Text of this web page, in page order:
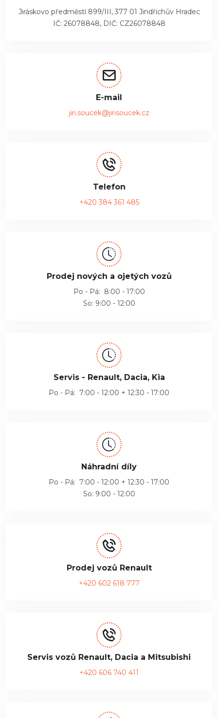
Jiráskovo předměstí 899/III, 377 01 Jindřichův Hradec
IČ: 26078848, DIČ: CZ26078848
E-mail
jiri.soucek@jirisoucek.cz
Telefon
+420 384 361 485
Prodej nových a ojetých vozů
Po - Pá: 8:00 - 17:00
So: 9:00 - 12:00
Servis - Renault, Dacia, Kia
Po - Pá: 7:00 - 12:00 + 12:30 - 17:00
Náhradní díly
Po - Pá: 7:00 - 12:00 + 12:30 - 17:00
So: 9:00 - 12:00
Prodej vozů Renault
+420 602 618 777
Servis vozů Renault, Dacia a Mitsubishi
+420 606 740 411